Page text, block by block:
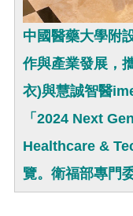
中國醫藥大學附
作與產業發展，
衣)與慧誠智醫
「2024 Next
Healthcare &
覽。衛福部專門